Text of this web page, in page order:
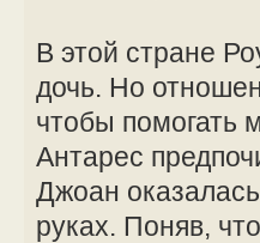
В этой стране
дочь. Но
чтобы помогать
Антарес
Джоан
руках. Поняв,